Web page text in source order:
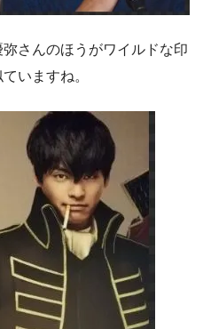
弥さんのほうがワイルドな印
いますね。